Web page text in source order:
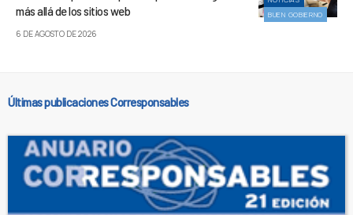
BUEN GOBIERNO
más allá de los sitios web
6 DE AGOSTO DE 2026
Últimas publicaciones Corresponsables